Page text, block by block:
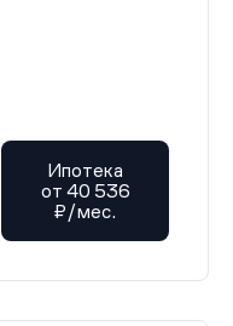
Ипотека
от 40 536
₽/мес.